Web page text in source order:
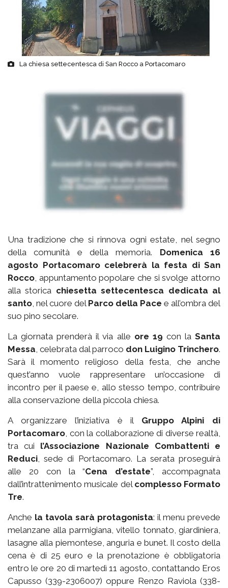
La chiesa settecentesca di San Rocco a Portacomaro
Una tradizione che si rinnova ogni estate, nel segno
della comunità e della memoria. Domenica 16
agosto Portacomaro celebrerà la festa di San
Rocco, appuntamento popolare che si svolge attorno
alla storica chiesetta settecentesca dedicata al
santo, nel cuore del Parco della Pace e all’ombra del
suo pino secolare.
La giornata prenderà il via alle ore 19 con laSanta
Messa, celebrata dal parroco don Luigino Trinchero.
Sarà il momento religioso della festa, che anche
quest’anno vuole rappresentare un’occasione di
incontro per il paese e, allo stesso tempo, contribuire
alla conservazione della piccola chiesa.
A organizzare l’iniziativa è il Gruppo Alpini di
Portacomaro, con la collaborazione di diverse realtà,
tra cui l’Associazione Nazionale Combattenti e
Reduci, sede di Portacomaro. La serata proseguirà
alle 20 con la “Cena d’estate”, accompagnata
dall’intrattenimento musicale del complesso Formato
Tre.
Anche la tavola sarà protagonista: il menu prevede
melanzane alla parmigiana, vitello tonnato, giardiniera,
lasagne alla piemontese, anguria e bunet. Il costo della
cena è di 25 euro e la prenotazione è obbligatoria
entro le ore 20 di martedì 11 agosto, contattando Eros
Capusso (339-2306007) oppure Renzo Raviola (338-